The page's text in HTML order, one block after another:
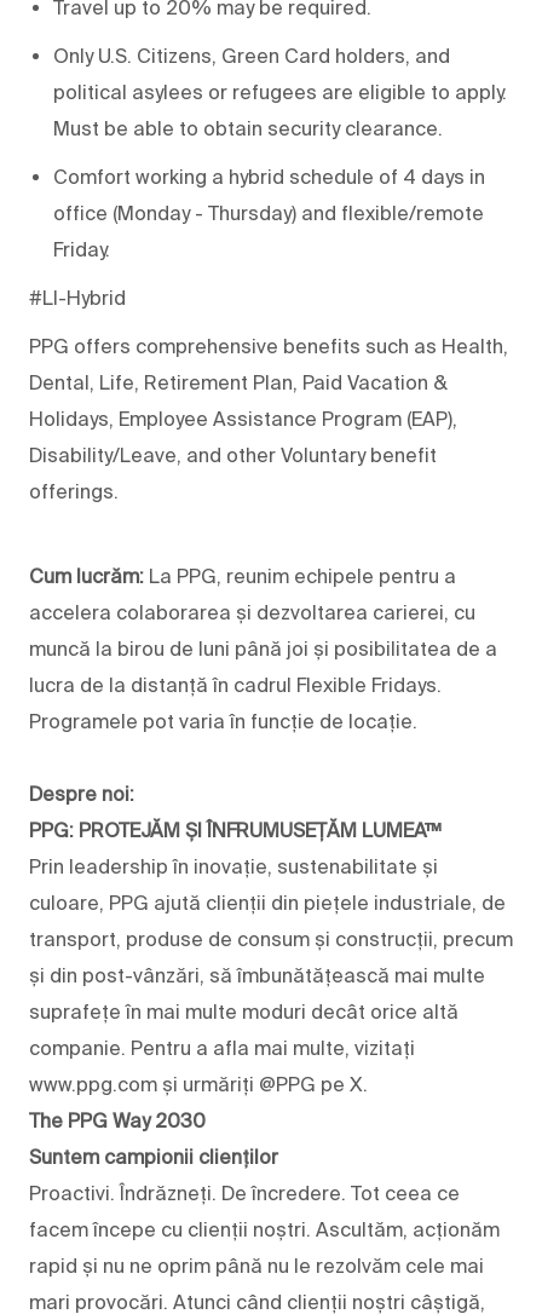
Travel up to 20% may be required.
Only U.S. Citizens, Green Card holders, and
political asylees or refugees are eligible to apply.
Must be able to obtain security clearance.
Comfort working a hybrid schedule of 4 days in
office (Monday - Thursday) and flexible/remote
Friday.
#LI-Hybrid
PPG offers comprehensive benefits such as Health,
Dental, Life, Retirement Plan, Paid Vacation &
Holidays, Employee Assistance Program (EAP),
Disability/Leave, and other Voluntary benefit
offerings.
Cum lucrăm: La PPG, reunim echipele pentru a
accelera colaborarea și dezvoltarea carierei, cu
muncă la birou de luni până joi și posibilitatea de a
lucra de la distanță în cadrul Flexible Fridays.
Programele pot varia în funcție de locație.
Despre noi:
PPG: PROTEJĂM ȘI ÎNFRUMUSEȚĂM LUMEA™
Prin leadership în inovație, sustenabilitate și
culoare, PPG ajută clienții din piețele industriale, de
transport, produse de consum și construcții, precum
și din post-vânzări, să îmbunătățească mai multe
suprafețe în mai multe moduri decât orice altă
companie. Pentru a afla mai multe, vizitați
www.ppg.com și urmăriți @PPG pe X.
The PPG Way 2030
Suntem campionii clienților
Proactivi. Îndrăzneți. De încredere. Tot ceea ce
facem începe cu clienții noștri. Ascultăm, acționăm
rapid și nu ne oprim până nu le rezolvăm cele mai
mari provocări. Atunci când clienții noștri câștigă,